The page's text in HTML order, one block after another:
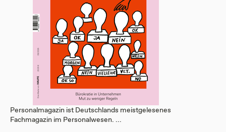
Personalmagazin ist Deutschlands meistgelesenes
Fachmagazin im Personalwesen. ...